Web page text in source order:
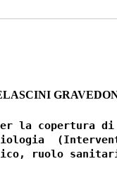
la copertura di